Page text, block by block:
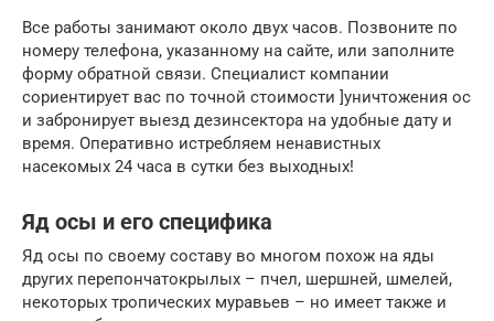
Все работы занимают около двух часов. Позвоните по
номеру телефона, указанному на сайте, или заполните
форму обратной связи. Специалист компании
сориентирует вас по точной стоимости ]уничтожения ос
и забронирует выезд дезинсектора на удобные дату и
время. Оперативно истребляем ненавистных
насекомых 24 часа в сутки без выходных!
Яд осы и его специфика
Яд осы по своему составу во многом похож на яды
других перепончатокрылых – пчел, шершней, шмелей,
некоторых тропических муравьев – но имеет также и